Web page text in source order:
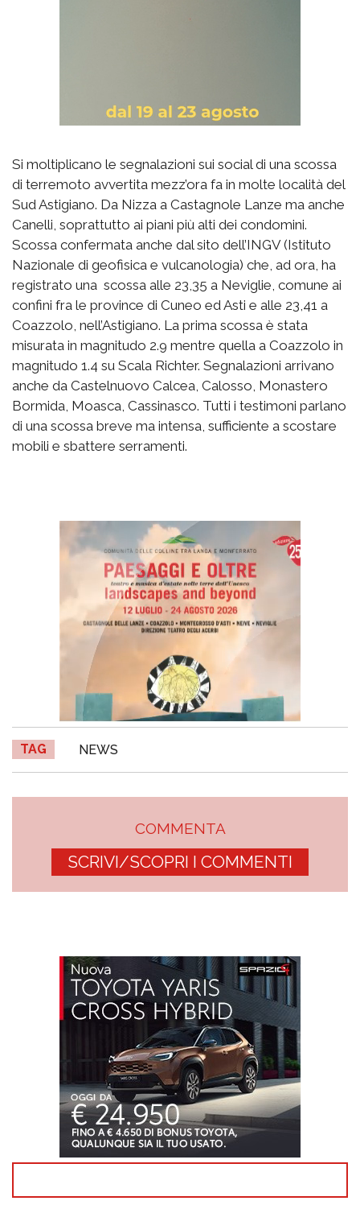
Si moltiplicano le segnalazioni sui social di una scossa
di terremoto avvertita mezz’ora fa in molte località del
Sud Astigiano. Da Nizza a Castagnole Lanze ma anche
Canelli, soprattutto ai piani più alti dei condomini.
Scossa confermata anche dal sito dell’INGV (Istituto
Nazionale di geofisica e vulcanologia) che, ad ora, ha
registrato una scossa alle 23,35 a Neviglie, comune ai
confini fra le province di Cuneo ed Asti e alle 23,41 a
Coazzolo, nell’Astigiano. La prima scossa è stata
misurata in magnitudo 2.9 mentre quella a Coazzolo in
magnitudo 1.4 su Scala Richter. Segnalazioni arrivano
anche da Castelnuovo Calcea, Calosso, Monastero
Bormida, Moasca, Cassinasco. Tutti i testimoni parlano
di una scossa breve ma intensa, sufficiente a scostare
mobili e sbattere serramenti.
TAG NEWS
COMMENTA
SCRIVI/SCOPRI I COMMENTI